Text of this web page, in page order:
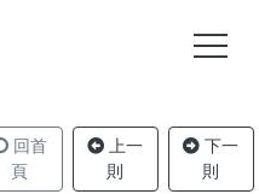
回首
頁
上一
則
下一
則